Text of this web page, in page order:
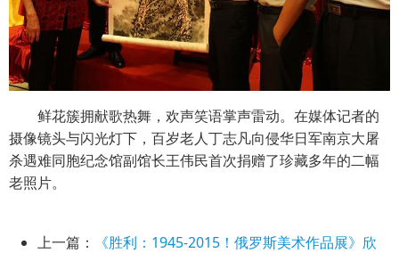
鲜花簇拥献歌热舞，欢声笑语掌声雷动。在媒体记者的
摄像镜头与闪光灯下，百岁老人丁志凡向侵华日军南京大屠
杀遇难同胞纪念馆副馆长王伟民首次捐赠了珍藏多年的二幅
老照片。
上一篇：
《胜利：1945-2015！俄罗斯美术作品展》欣